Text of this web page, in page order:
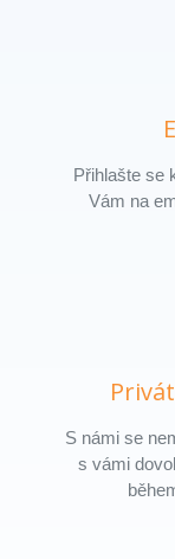
Přihlašte se
Vám na
S námi se
s vámi